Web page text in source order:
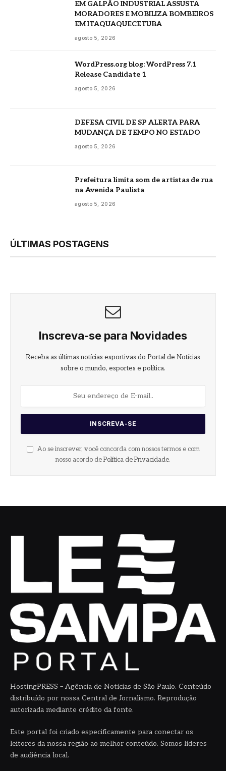
EM GALPÃO INDUSTRIAL ASSUSTA
MORADORES E MOBILIZA BOMBEIROS
EM ITAQUAQUECETUBA
agosto 5, 2026
WordPress.org blog: WordPress 7.1
Release Candidate 1
agosto 5, 2026
DEFESA CIVIL DE SP ALERTA PARA
MUDANÇA DE TEMPO NO ESTADO
agosto 5, 2026
Prefeitura limita som de artistas de rua
na Avenida Paulista
agosto 5, 2026
ÚLTIMAS POSTAGENS
Inscreva-se para Novidades
Receba as últimas notícias esportivas do Portal de Notícias
sobre o mundo, esportes e política.
Ao se inscrever, você concorda com nossos termos e com
nosso acordo de Política de Privacidade.
HostingPRESS – Agência de Notícias de São Paulo. Conteúdo
distribuído por nossa Central de Jornalismo. Reprodução
autorizada mediante crédito da fonte.
Este portal foi criado especificamente para conectar os
leitores da nossa região ao melhor conteúdo. Somos líderes
de audiência local.